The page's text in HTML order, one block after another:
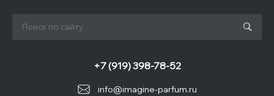
info@imagine-parfum.ru
+7 (919) 398-78-52